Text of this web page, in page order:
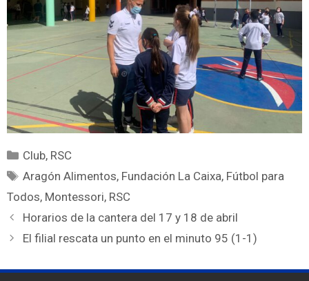
Club, RSC
Aragón Alimentos, Fundación La Caixa, Fútbol para
Todos, Montessori, RSC
Horarios de la cantera del 17 y 18 de abril
El filial rescata un punto en el minuto 95 (1-1)